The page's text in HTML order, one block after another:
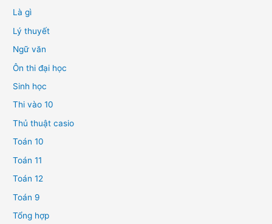
Là gì
Lý thuyết
Ngữ văn
Ôn thi đại học
Sinh học
Thi vào 10
Thủ thuật casio
Toán 10
Toán 11
Toán 12
Toán 9
Tổng hợp